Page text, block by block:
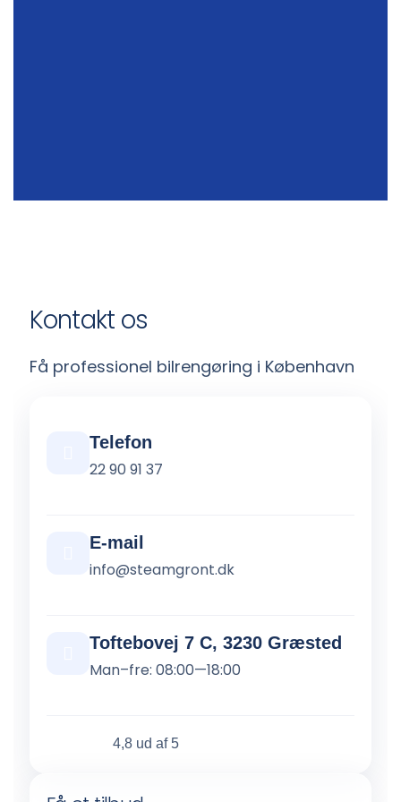
Kontakt os
Få professionel bilrengøring i København
Telefon
22 90 91 37
E-mail
info@steamgront.dk
Toftebovej 7 C, 3230 Græsted
Man–fre: 08:00—18:00
4,8 ud af 5